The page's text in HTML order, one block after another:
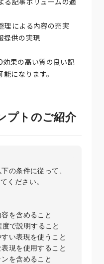
理による内容の充実
提供の実現
効果の高い質の良い記
になります。
プトのご紹介
の条件に従って、
ください。
を含めること
で説明すること
い表現を使うこと
現を使用すること
を含めること